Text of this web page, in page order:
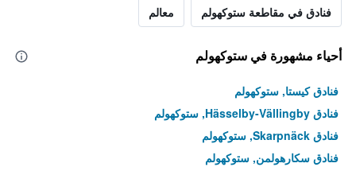
فنادق في مقاطعة ستوكهولم معالم
أحياء مشهورة في ستوكهولم
فنادق كيستا, ستوكهولم
فنادق Hässelby-Vällingby, ستوكهولم
فنادق Skarpnäck, ستوكهولم
فنادق سكارهولمن, ستوكهولم